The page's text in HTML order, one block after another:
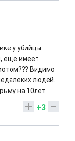
у убийцы
еще имеет
Видимо
людей.
на 10лет
+3